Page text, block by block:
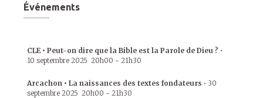
Événements
CLE • Peut-on dire que la Bible est la Parole de Dieu ? •
10 septembre 2025 20h00 - 21h30
Arcachon • La naissances des textes fondateurs • 30
septembre 2025 20h00 - 21h30